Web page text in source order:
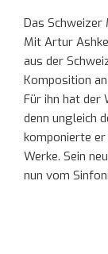
Das
Mit Artur
aus der
Komposition
Für ihn hat der
denn ungleich
komponierte
Werke. Sein
nun vom